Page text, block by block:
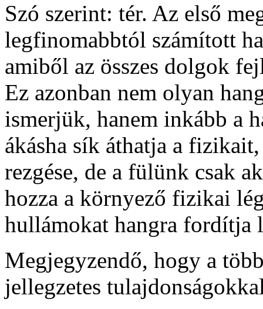
Szó szerint: tér. Az első
legfinomabbtól számított
amiből az összes dolgok
Ez azonban nem olyan
ismerjük, hanem inkább a
ákásha sík áthatja a
rezgése, de a fülünk csak
hozza a környező fizikai
hullámokat hangra fordítja
Megjegyzendő, hogy a
jellegzetes